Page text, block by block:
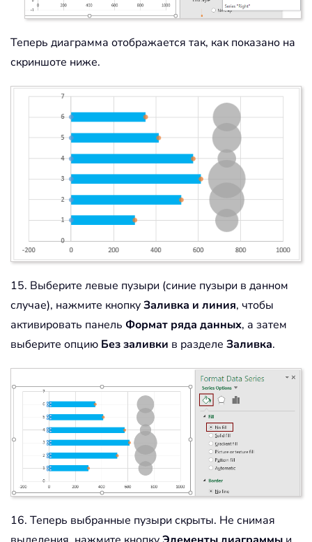
Теперь диаграмма отображается так, как показано на
скриншоте ниже.
15. Выберите левые пузыри (синие пузыри в данном
случае), нажмите кнопкуЗаливка и линия, чтобы
активировать панель Формат ряда данных, а затем
выберите опцию Без заливки в разделе Заливка.
16. Теперь выбранные пузыри скрыты. Не снимая